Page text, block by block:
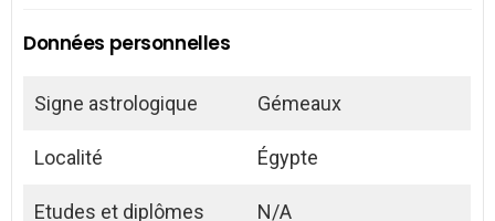
Données personnelles
Signe astrologique Gémeaux
Localité Égypte
Etudes et diplômes N/A